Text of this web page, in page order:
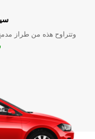
وتتراوح هذه من طراز